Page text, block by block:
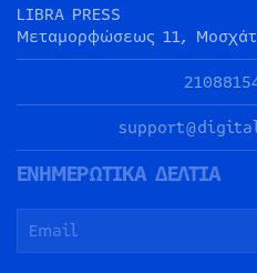
LIBRA PRESS
Μεταμορφώσεως 11,
ΕΝΗΜΕΡΩΤΙΚΑ ΔΕΛΤΙΑ